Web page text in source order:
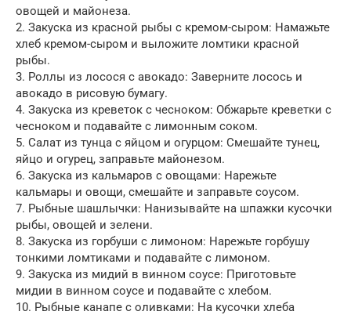
овощей и майонеза.
2. Закуска из красной рыбы с кремом-сыром: Намажьте
хлеб кремом-сыром и выложите ломтики красной
рыбы.
3. Роллы из лосося с авокадо: Заверните лосось и
авокадо в рисовую бумагу.
4. Закуска из креветок с чесноком: Обжарьте креветки с
чесноком и подавайте с лимонным соком.
5. Салат из тунца с яйцом и огурцом: Смешайте тунец,
яйцо и огурец, заправьте майонезом.
6. Закуска из кальмаров с овощами: Нарежьте
кальмары и овощи, смешайте и заправьте соусом.
7. Рыбные шашлычки: Нанизывайте на шпажки кусочки
рыбы, овощей и зелени.
8. Закуска из горбуши с лимоном: Нарежьте горбушу
тонкими ломтиками и подавайте с лимоном.
9. Закуска из мидий в винном соусе: Приготовьте
мидии в винном соусе и подавайте с хлебом.
10. Рыбные канапе с оливками: На кусочки хлеба